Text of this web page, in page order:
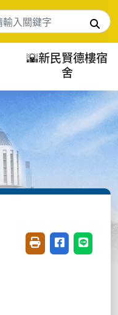
搜尋
🌇新民賢德樓宿
舍
友善列印(開新視窗)
分享至臉書(
分享至